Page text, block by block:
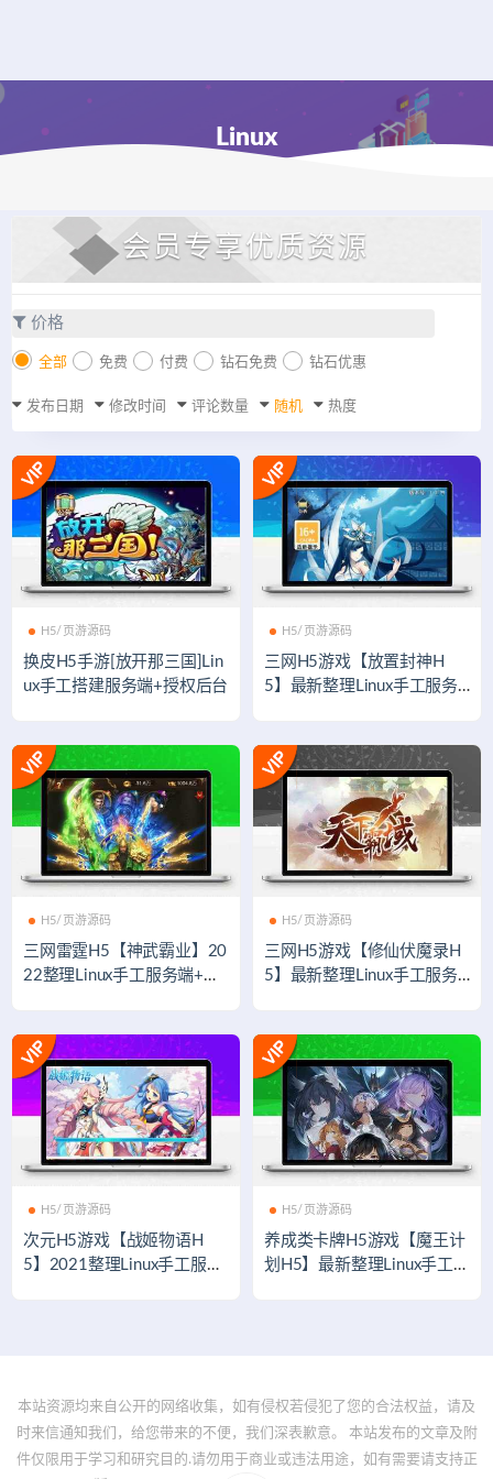
Linux
会员专享优质资源
价格
全部 免费 付费 钻石免费 钻石优惠
发布日期 修改时间 评论数量 随机 热度
H5/页游源码
换皮H5手游[放开那三国]Lin
ux手工搭建服务端+授权后台
H5/页游源码
三网H5游戏【放置封神H
5】最新整理Linux手工服务
H5/页游源码
三网雷霆H5【神武霸业】20
22整理Linux手工服务端+授
H5/页游源码
三网H5游戏【修仙伏魔录H
5】最新整理Linux手工服务
H5/页游源码
次元H5游戏【战姬物语H
5】2021整理Linux手工服务
H5/页游源码
养成类卡牌H5游戏【魔王计
划H5】最新整理Linux手工服
本站资源均来自公开的网络收集，如有侵权若侵犯了您的合法权益，请及
时来信通知我们，给您带来的不便，我们深表歉意。 本站发布的文章及附
件仅限用于学习和研究目的.请勿用于商业或违法用途，如有需要请支持正